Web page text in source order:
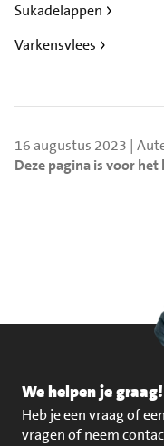
Sukadelappen
Varkensvlees
16 augustus 2023 |
Deze pagina is voor
We helpen je graag!
Heb je een vraag of
vragen of neem